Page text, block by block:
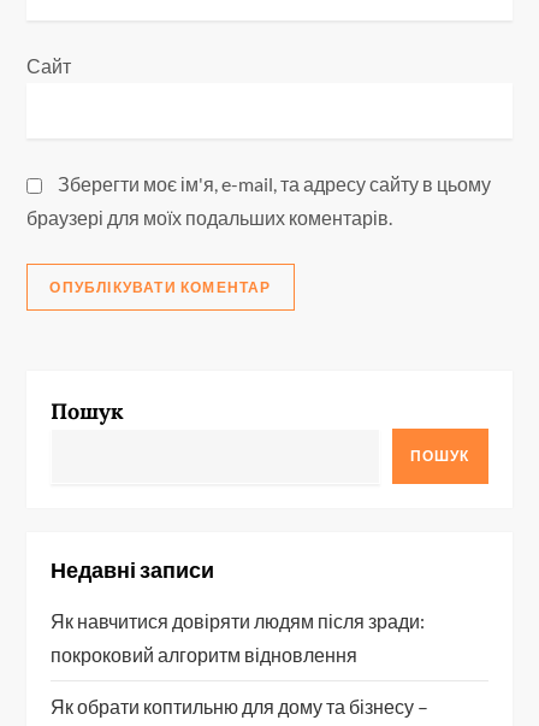
Сайт
Зберегти моє ім'я, e-mail, та адресу сайту в цьому
браузері для моїх подальших коментарів.
Пошук
ПОШУК
Недавні записи
Як навчитися довіряти людям після зради:
покроковий алгоритм відновлення
Як обрати коптильню для дому та бізнесу –